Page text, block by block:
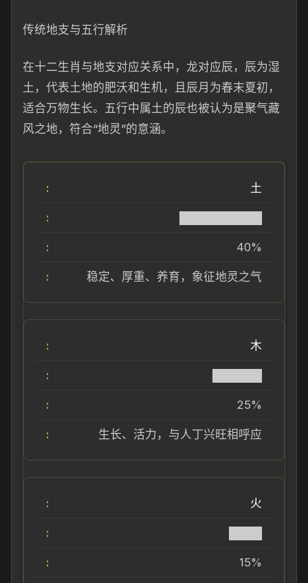
传统地支与五行解析
在十二生肖与地支对应关系中，龙对应辰，辰为湿
土，代表土地的肥沃和生机，且辰月为春末夏初，
适合万物生长。五行中属土的辰也被认为是聚气藏
风之地，符合“地灵”的意涵。
土
40%
稳定、厚重、养育，象征地灵之气
木
25%
生长、活力，与人丁兴旺相呼应
火
15%